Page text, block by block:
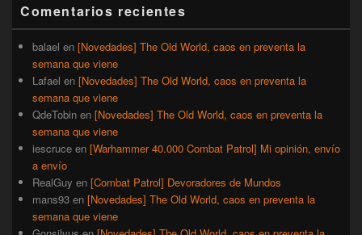
lateral
primaria
Comentarios recientes
balael en [Novedades] The Old World, caos en preventa la
semana que viene
Lafael en [Novedades] The Old World, caos en preventa la
semana que viene
QdeTobin en [Novedades] The Old World, caos en preventa la
semana que viene
iescruce en [Warhammer 40.000 Combat Patrol] Mi opinión, envío
a envío
RealGuy en [Combat Patrol] Devoradores de Mundos
mans93 en [Novedades] The Old World, caos en preventa la
semana que viene